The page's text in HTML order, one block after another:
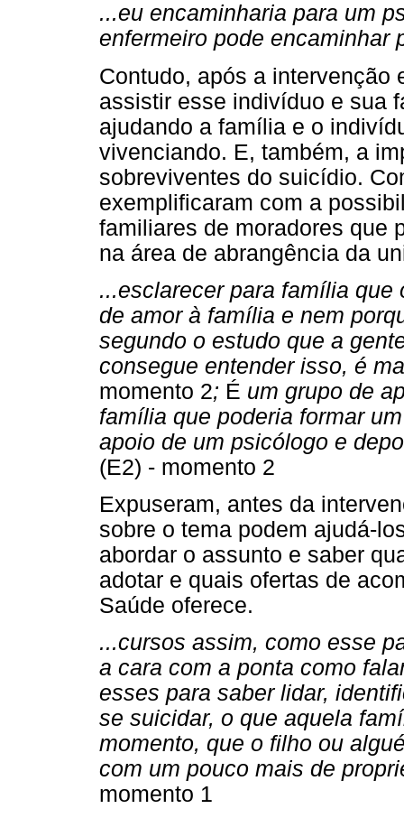
...eu encaminharia para um
enfermeiro pode encaminhar
Contudo, após a intervenção
assistir esse indivíduo e sua
ajudando a família e o
vivenciando. E, também, a
sobreviventes do suicídio.
exemplificaram com a
familiares de moradores que
na área de abrangência da
...esclarecer para família
de amor à família e nem
segundo o estudo que a
consegue entender isso, é
momento 2; É um grupo de
família que poderia formar
apoio de um psicólogo e
(E2) - momento 2
Expuseram, antes da
sobre o tema podem ajudá-
abordar o assunto e saber
adotar e quais ofertas de
Saúde oferece.
...cursos assim, como esse
a cara com a ponta como
esses para saber lidar,
se suicidar, o que aquela
momento, que o filho ou
com um pouco mais de
momento 1